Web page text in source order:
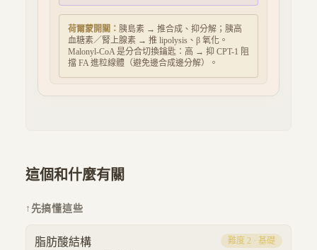
荷爾蒙開關： 胰島素 → 推合成、抑分解；胰高
血糖素／腎上腺素 → 推 lipolysis、β 氧化。
Malonyl-CoA 是分合切換鑰匙：高 → 抑 CPT-1 阻
擋 FA 進粒線體（避免邊合成邊分解）。
這個和什麼有關
↑ 先搞懂這些
脂肪酸結構 難度 2 · 基礎